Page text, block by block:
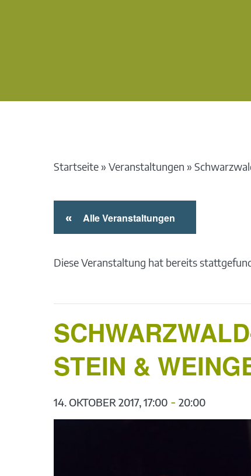
Startseite» Veranstaltungen »
« Alle Veranstaltungen
Diese Veranstaltung hat bereits
STEIN &
14. OKTOBER 2017, 17:00- 20:00